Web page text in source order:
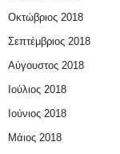
Οκτώβριος 2018
Σεπτέμβριος 2018
Αύγουστος 2018
Ιούλιος 2018
Ιούνιος 2018
Μάιος 2018